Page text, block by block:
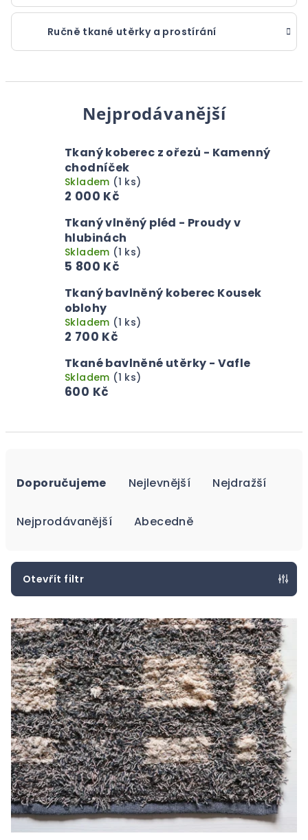
Ručně tkané utěrky a prostírání
Nejprodávanější
Tkaný koberec z ořezů - Kamenný
chodníček
Skladem (1 ks)
2 000 Kč
Tkaný vlněný pléd - Proudy v
hlubinách
Skladem (1 ks)
5 800 Kč
Tkaný bavlněný koberec Kousek
oblohy
Skladem (1 ks)
2 700 Kč
Tkané bavlněné utěrky - Vafle
Skladem (1 ks)
600 Kč
r
o
d
u
k
t
ů
Doporučujeme Nejlevnější Nejdražší
Nejprodávanější Abecedně
Otevřít filtr
V
ý
p
s
p
r
o
d
u
k
t